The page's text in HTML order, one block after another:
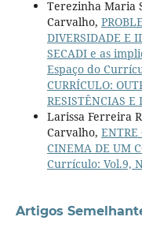
Terezinha Maria
Carvalho,
DIVERSIDADE E
SECADI e as
Espaço do
CURRÍCULO:
RESISTÊNCIAS E
Larissa Ferreira
Carvalho, ENTRE
CINEMA DE UM
Currículo: Vol.9,
Artigos